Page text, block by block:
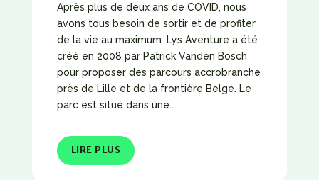
Après plus de deux ans de COVID, nous
avons tous besoin de sortir et de profiter
de la vie au maximum. Lys Aventure a été
créé en 2008 par Patrick Vanden Bosch
pour proposer des parcours accrobranche
près de Lille et de la frontière Belge. Le
parc est situé dans une...
LIRE PLUS